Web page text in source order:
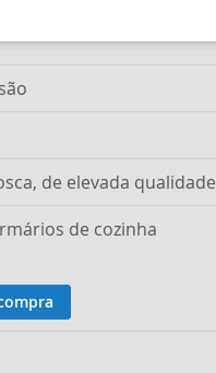
de elevada qualidade
de cozinha